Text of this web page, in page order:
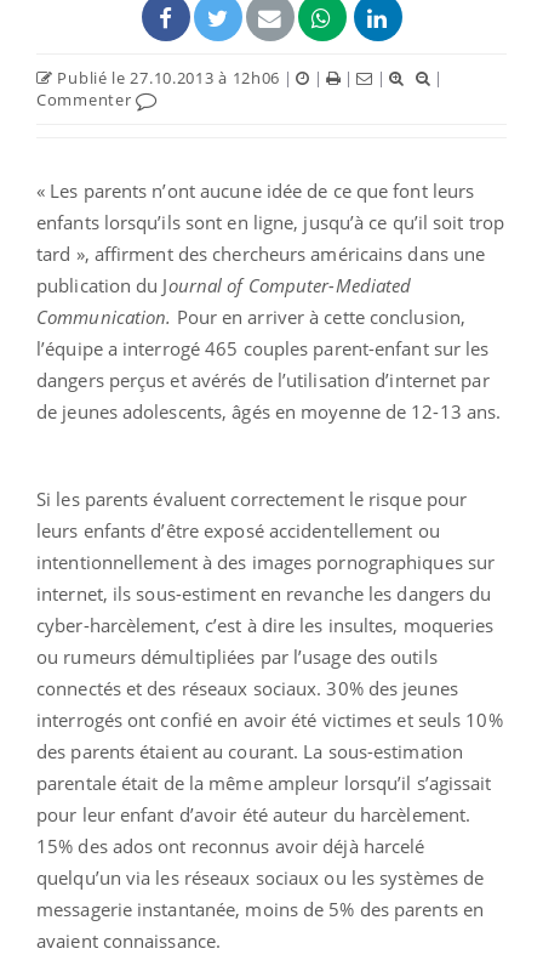
Publié le 27.10.2013 à 12h06 | | | |
|
Commenter
« Les parents n’ont aucune idée de ce que font leurs
enfants lorsqu’ils sont en ligne, jusqu’à ce qu’il soit trop
tard », affirment des chercheurs américains dans une
publication du Journal of Computer-Mediated
Communication. Pour en arriver à cette conclusion,
l’équipe a interrogé 465 couples parent-enfant sur les
dangers perçus et avérés de l’utilisation d’internet par
de jeunes adolescents, âgés en moyenne de 12-13 ans.
Si les parents évaluent correctement le risque pour
leurs enfants d’être exposé accidentellement ou
intentionnellement à des images pornographiques sur
internet, ils sous-estiment en revanche les dangers du
cyber-harcèlement, c’est à dire les insultes, moqueries
ou rumeurs démultipliées par l’usage des outils
connectés et des réseaux sociaux. 30% des jeunes
interrogés ont confié en avoir été victimes et seuls 10%
des parents étaient au courant. La sous-estimation
parentale était de la même ampleur lorsqu’il s’agissait
pour leur enfant d’avoir été auteur du harcèlement.
15% des ados ont reconnus avoir déjà harcelé
quelqu’un via les réseaux sociaux ou les systèmes de
messagerie instantanée, moins de 5% des parents en
avaient connaissance.